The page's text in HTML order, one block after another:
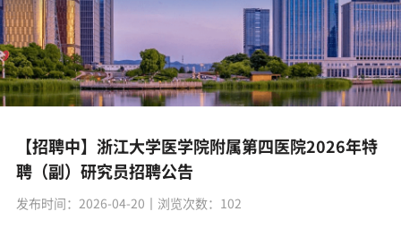
【招聘中】浙江大学医学院附属第四医院2026年特
聘（副）研究员招聘公告
发布时间：2026-04-20 丨浏览次数： 102